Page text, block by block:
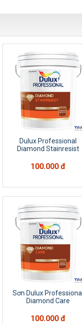
Dulux Professional
Diamond Stainresist
100.000 đ
Sơn Dulux Professional
Diamond Care
100.000 đ